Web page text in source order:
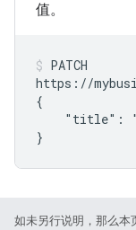
值。
PATCH
https://
{
"title":
如未另行说明，那么本